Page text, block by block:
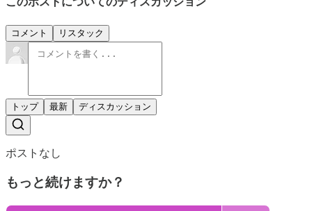
コメント リスタック
トップ 最新 ディスカッション
ポストなし
もっと続けますか？